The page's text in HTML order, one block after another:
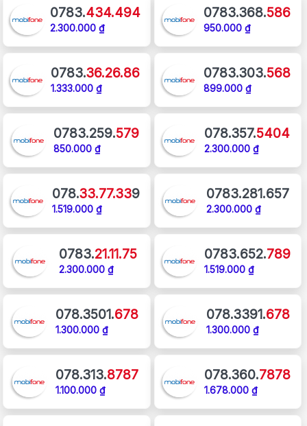
0783.434.494
2.300.000 ₫
0783.368.586
950.000 ₫
0783.36.26.86
1.333.000 ₫
0783.303.568
899.000 ₫
0783.259.579
850.000 ₫
078.357.5404
2.300.000 ₫
078.33.77.339
1.519.000 ₫
0783.281.657
2.300.000 ₫
0783.21.11.75
2.300.000 ₫
0783.652.789
1.519.000 ₫
078.3501.678
1.300.000 ₫
078.3391.678
1.300.000 ₫
078.313.8787
1.100.000 ₫
078.360.7878
1.678.000 ₫